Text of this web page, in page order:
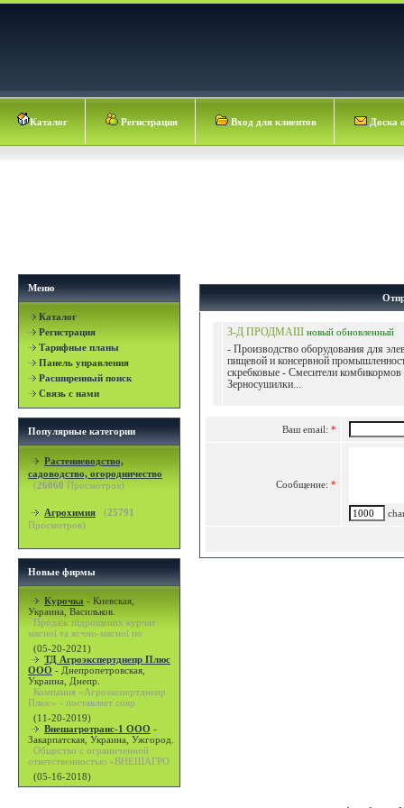
Каталог Регистрация Вход для клиентов Доска
Меню
Каталог
Регистрация
Тарифные планы
Панель управления
Расширенный поиск
Связь с нами
Популярные категории
Растениеводство,
садоводство, огородничество
(26060 Просмотров)
Агрохимия (25791
Просмотров)
Новые фирмы
Курочка - Киевская,
Украина, Васильков.
Продаж підрощених курчат
мясної та яєчно-мясної по
(05-20-2021)
ТД Агроэкспертднепр Плюс
ООО - Днепропетровская,
Украина, Днепр.
Компания «Агроэкспертднепр
Плюс» - поставляет совр
(11-20-2019)
Внешагротранс-1 ООО -
Закарпатская, Украина, Ужгород.
Общество с ограниченной
ответственностью «ВНЕШАГРО
(05-16-2018)
З-Д ПРОДМАШ новый обновленный
- Производство оборудования для
пищевой и консервной
скребковые - Смесители комбикормов
Зерносушилки...
Ваш email: *
Сообщение: *